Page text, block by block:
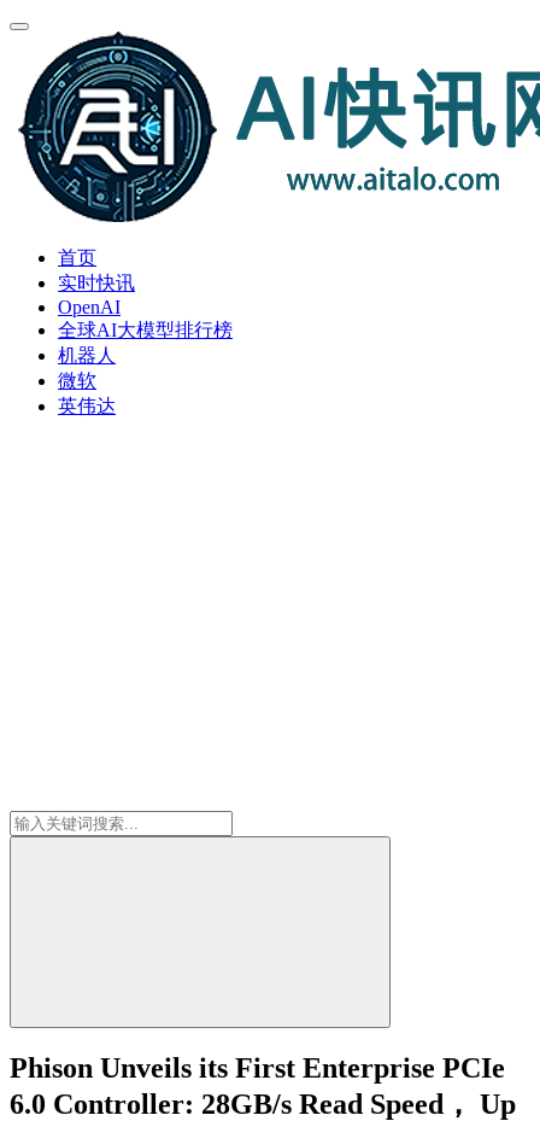
首页
实时快讯
OpenAI
全球AI大模型排行榜
机器人
微软
英伟达
Phison Unveils its First Enterprise PCIe
6.0 Controller: 28GB/s Read Speed， Up